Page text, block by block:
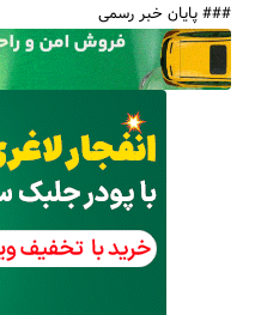
### پایان خبر رسمی